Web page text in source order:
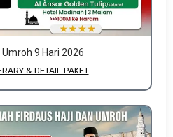
9 Hari 2026
& DETAIL PAKET